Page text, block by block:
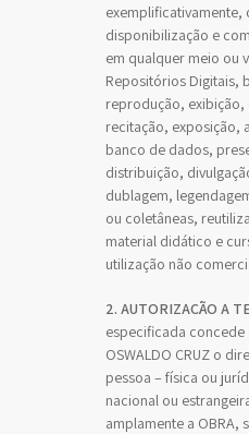
exemplificativamente,
disponibilização e
em qualquer meio ou
Repositórios Digitais,
reprodução, exibição,
recitação, exposição,
banco de dados,
distribuição,
dublagem,
ou coletâneas,
material didático e
utilização não
2. AUTORIZAÇÃO A
especificada concede
OSWALDO CRUZ o
pessoa – física ou
nacional ou
amplamente a OBRA,